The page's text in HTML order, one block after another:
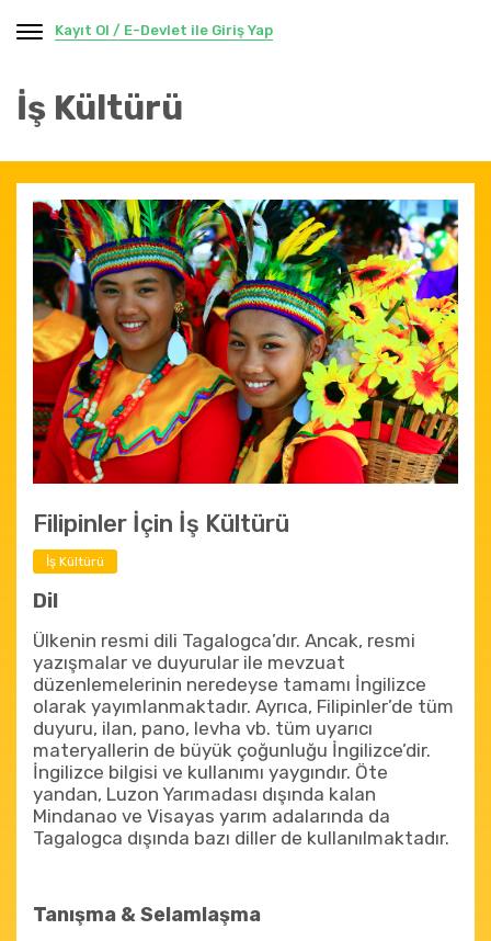
Kayıt Ol / E-Devlet ile Giriş Yap
İş Kültürü
Filipinler İçin İş Kültürü
İş Kültürü
Dil
Ülkenin resmi dili Tagalogca’dır. Ancak, resmi
yazışmalar ve duyurular ile mevzuat
düzenlemelerinin neredeyse tamamı İngilizce
olarak yayımlanmaktadır. Ayrıca, Filipinler’de tüm
duyuru, ilan, pano, levha vb. tüm uyarıcı
materyallerin de büyük çoğunluğu İngilizce’dir.
İngilizce bilgisi ve kullanımı yaygındır. Öte
yandan, Luzon Yarımadası dışında kalan
Mindanao ve Visayas yarım adalarında da
Tagalogca dışında bazı diller de kullanılmaktadır.
Tanışma & Selamlaşma